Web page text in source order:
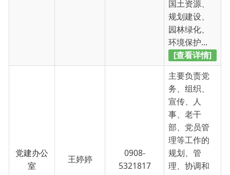
主要负责党
务、组织、
宣传、人
事、老干
部、党员管
理等工作的
规划、管
理、协调和
监督工作；
负责宣传党
的各项方
针、政策及
精神文明...
[查看详情]